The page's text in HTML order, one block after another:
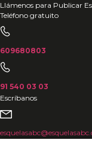
Ir
al
contenido
Llámenos para Publicar
Teléfono gratuito
609680803
91 540 03 03
Escríbanos